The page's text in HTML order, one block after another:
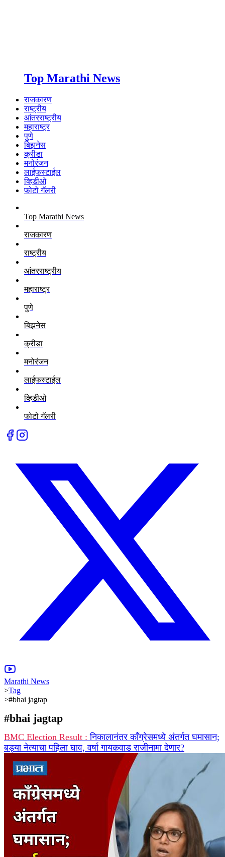
Top Marathi News
राजकारण
राष्ट्रीय
आंतरराष्ट्रीय
महाराष्ट्र
पुणे
बिझनेस
क्रीडा
मनोरंजन
लाईफस्टाईल
व्हिडीओ
फोटो गॅलरी
Top Marathi News
राजकारण
राष्ट्रीय
आंतरराष्ट्रीय
महाराष्ट्र
पुणे
बिझनेस
क्रीडा
मनोरंजन
लाईफस्टाईल
व्हिडीओ
फोटो गॅलरी
Marathi News
>Tag
>#bhai jagtap
#bhai jagtap
BMC Election Result : निकालानंतर काँग्रेसमध्ये अंतर्गत घमासान;
बड्या नेत्याचा पहिला घाव, वर्षा गायकवाड राजीनामा देणार?